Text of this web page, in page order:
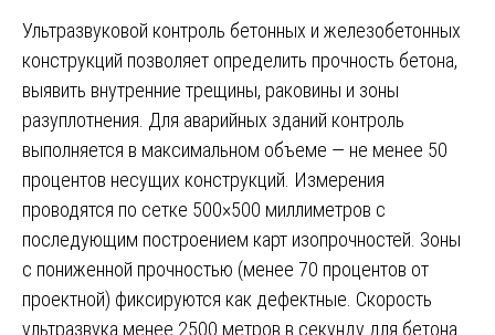
Ультразвуковой контроль бетонных и железобетонных
конструкций позволяет определить прочность бетона,
выявить внутренние трещины, раковины и зоны
разуплотнения. Для аварийных зданий контроль
выполняется в максимальном объеме — не менее 50
процентов несущих конструкций. Измерения
проводятся по сетке 500×500 миллиметров с
последующим построением карт изопрочностей. Зоны
с пониженной прочностью (менее 70 процентов от
проектной) фиксируются как дефектные. Скорость
ультразвука менее 2500 метров в секунду для бетона